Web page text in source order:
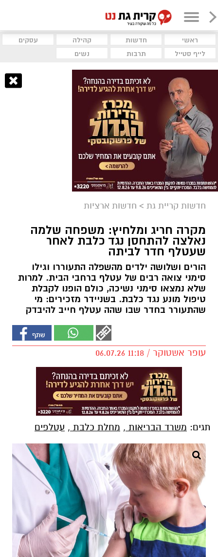
ראשי חדשות קהילה
עסקים
לייף סטייל
תרבות נשים
חדשות קריית גת > חדשות ארציות
מקרה חריג ומלחיץ: משפחה שלמה
נאלצה להתחסן נגד כלבת לאחר
שעטלף חדר לביתה
הורים ושלושה ילדים מהשפלה התעוררו וגילו
סימני צואה רבים של עטלף ברחבי הבית. למרות
שלא נמצאו סימני נשיכה, כולם הופנו לקבלת
טיפול מונע נגד כלבת. בשניידר מזכירים: מי
שהתעורר בחדר שבו שהה עטלף חייב להיבדק
עופר אשטוקר / 11:18 06.07.26
תגים: משרד הבריאות , מחלת כלבת , עטלפים